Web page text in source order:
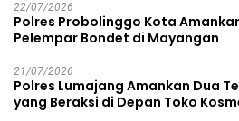
22/07/2026
Polres Probolinggo Kota
Pelempar Bondet di Mayangan
21/07/2026
Polres Lumajang Amankan Dua
yang Beraksi di Depan Toko